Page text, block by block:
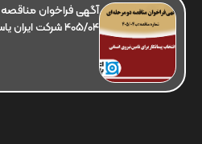
آگهی فراخوان
405/04 شرکت ایران یاسا تایر و رابر